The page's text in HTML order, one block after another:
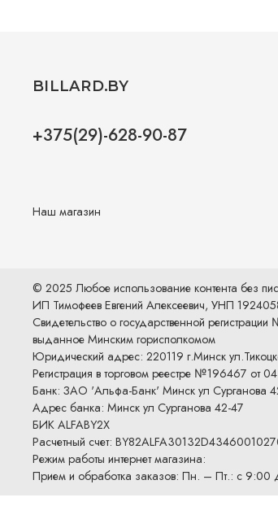
BILLARD.BY
+375(29)-628-90-87
Наш магазин
© 2025 Любое использование контента без
ИП Тимофеев Евгений Алексеевич, УНП
Свидетельство о государственной
выданное Минским горисполкомом
Юридический адрес: 220119 г.Минск
Регистрация в торговом реестре №196467 от
Банк: ЗАО 'Альфа-Банк' Минск ул Сурганова
Адрес банка: Минск ул Сурганова 42-47
БИК ALFABY2X
Расчетный счет:
Режим работы интернет магазина:
Прием и обработка заказов: Пн. – Пт.: с